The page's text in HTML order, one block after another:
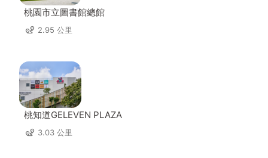
桃園市立圖書館總館
2.95 公里
桃知道GELEVEN PLAZA
3.03 公里